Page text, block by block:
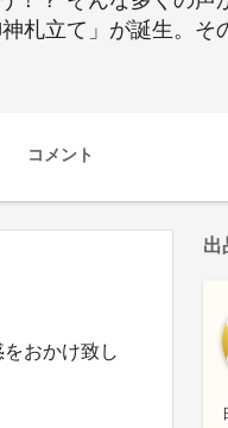
札立て」が誕生。
コメント
おかけ致し
出